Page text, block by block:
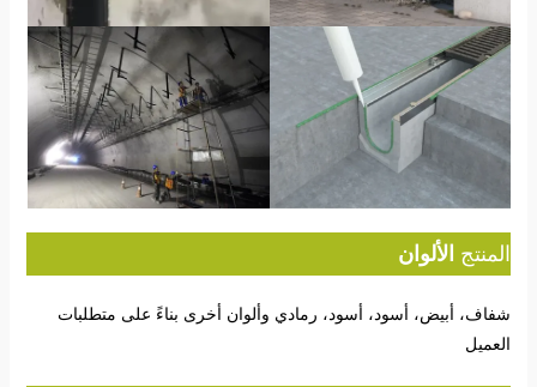
المنتجالألوان
شفاف، أبيض، أسود، أسود، رمادي وألوان أخرى بناءً على متطلبات
العميل